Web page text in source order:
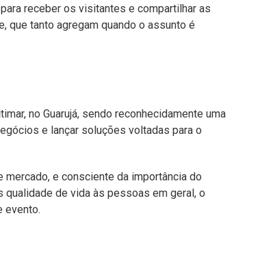
receber os visitantes e compartilhar as
que tanto agregam quando o assunto é
no Guarujá, sendo reconhecidamente uma
e lançar soluções voltadas para o
e consciente da importância do
de vida às pessoas em geral, o
evento.